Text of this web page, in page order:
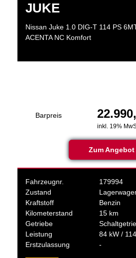
JUKE
Nissan Juke 1.0 DIG-T 114 PS
ACENTA NC Komfort
Barpreis
inkl. 19%
Zum Angebot
Fahrzeugnr.
179994
Zustand
Kraftstoff
Benzin
Kilometerstand
15 km
Getriebe
Leistung
84 kW /
Erstzulassung
-